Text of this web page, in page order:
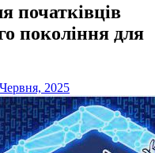
початківців
покоління для
2025